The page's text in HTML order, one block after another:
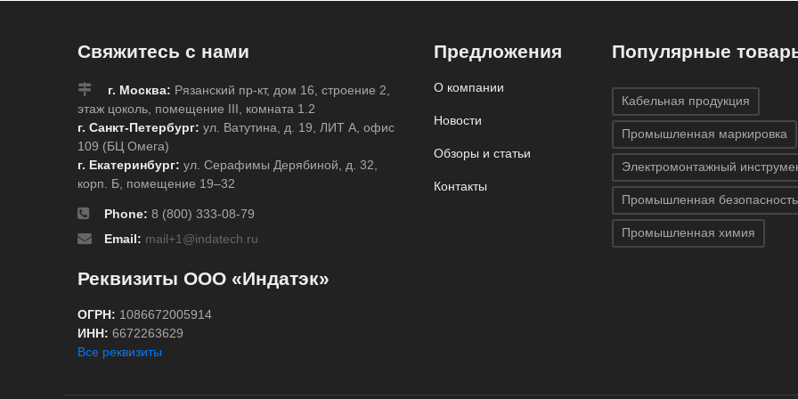
м
* 6,1 м, в картридже 6,1 м
7,62 м, в
Свяжитесь с нами
г. Москва: Рязанский пр-кт, дом 16, строение 2,
этаж цоколь, помещение III, комната 1.2
г. Санкт-Петербург: ул. Ватутина, д. 19, ЛИТ А, офис
109 (БЦ Омега)
г. Екатеринбург: ул. Серафимы Дерябиной, д. 32,
корп. Б, помещение 19–32
Phone: 8 (800) 333-08-79
Email: mail+1@indatech.ru
Реквизиты ООО «Индатэк»
ОГРН: 1086672005914
ИНН: 6672263629
Все реквизиты
Предложения
О компании
Новости
Обзоры и статьи
Контакты
Популярные
Кабельная продукция
Промышленная маркировка
Электромонтажный
Промышленная безопасность
Промышленная химия